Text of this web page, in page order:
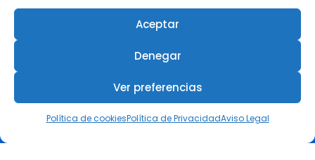
Aceptar
Denegar
Ver preferencias
Política de cookiesPolítica de PrivacidadAviso Legal
Premios ESG
El COIIRM reunió en Murcia a
referentes de la ingeniería